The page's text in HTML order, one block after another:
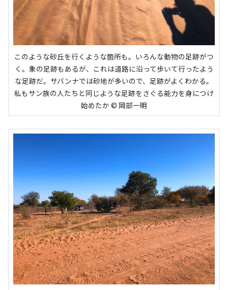
このような砂丘を行くような箇所も。いろんな動物の足跡がつ
く。象の足跡もあるが、これは道路に沿って歩いて行ったよう
な足跡だ。サバンナでは砂地が多いので、足跡がよくわかる。
私もサン族の人たちと同じような足跡をさぐる能力を身につけ
始めたか © 岡部一明